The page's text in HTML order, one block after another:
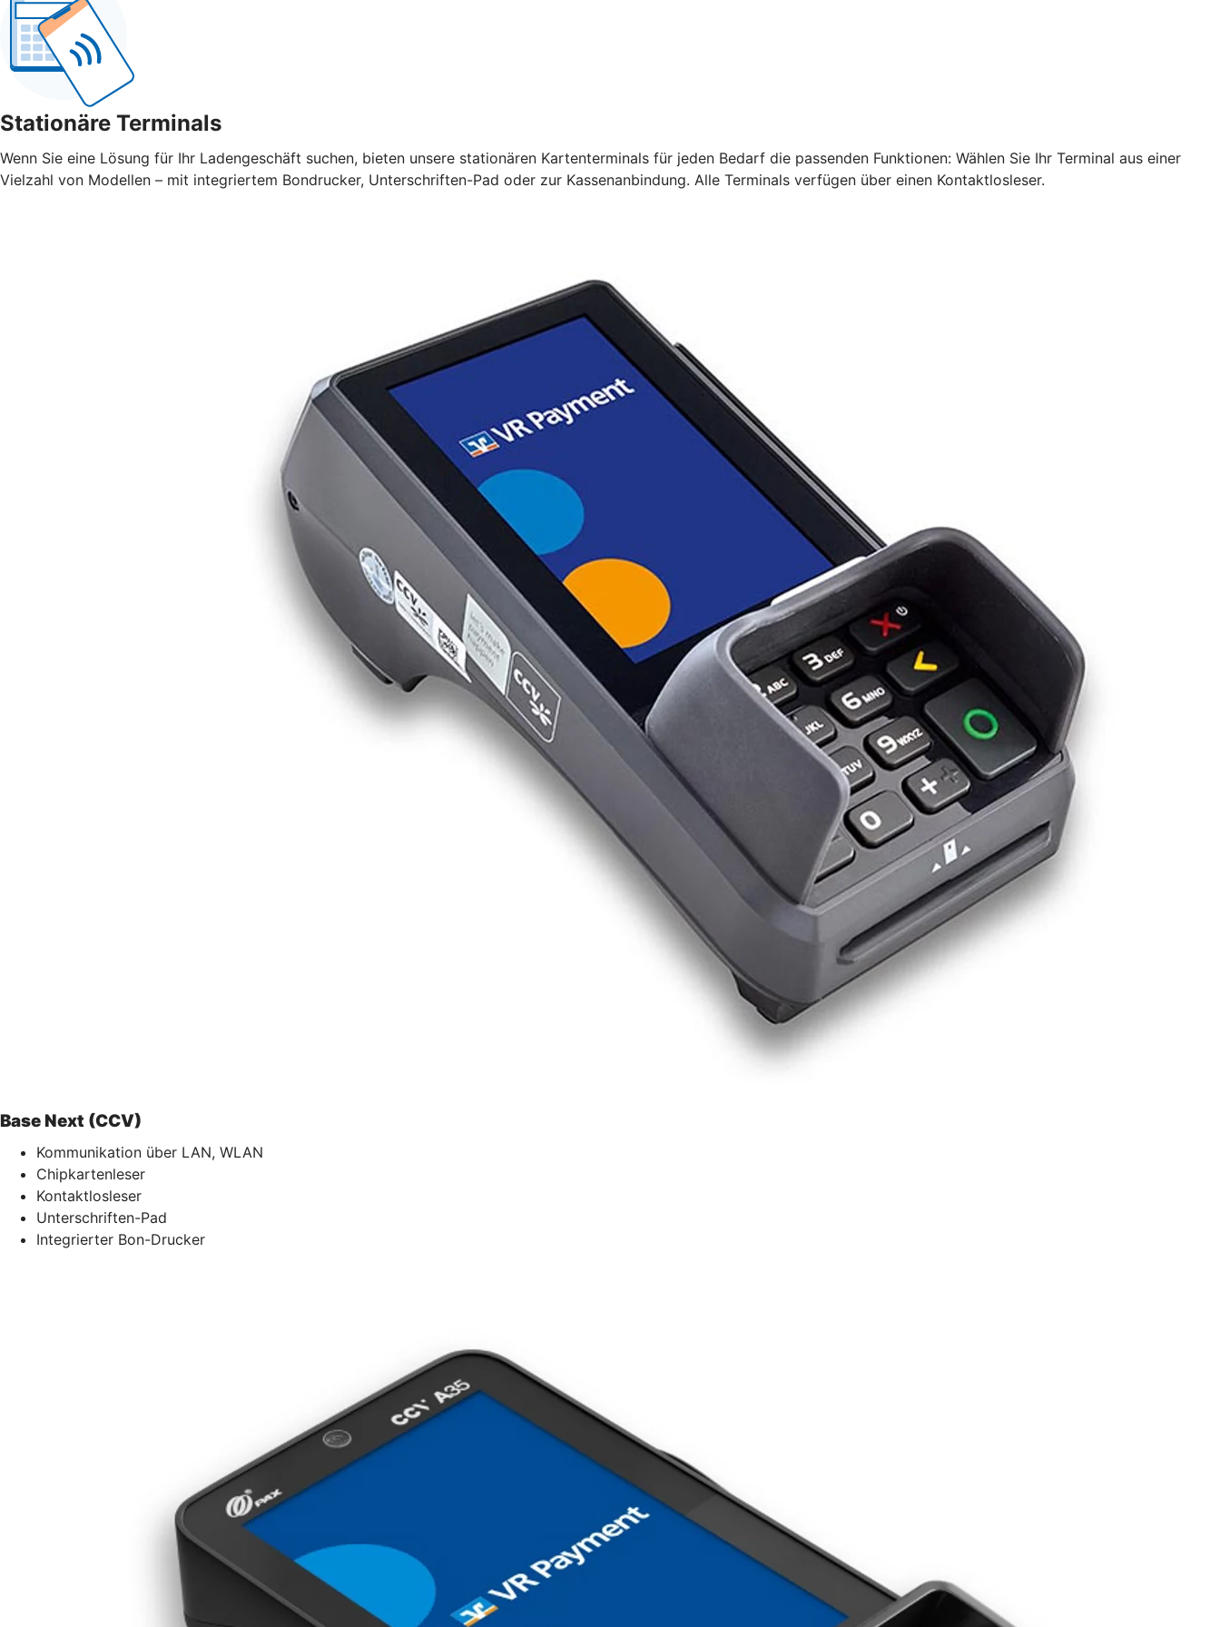
Stationäre Terminals
Wenn Sie eine Lösung für Ihr Ladengeschäft suchen, bieten unsere stationären Kartenterminals für jeden Bedarf die passenden Funktionen: Wählen Sie Ihr Terminal aus einer
Vielzahl von Modellen – mit integriertem Bondrucker, Unterschriften-Pad oder zur Kassenanbindung. Alle Terminals verfügen über einen Kontaktlosleser.
Base Next (CCV)
Kommunikation über LAN, WLAN
Chipkartenleser
Kontaktlosleser
Unterschriften-Pad
Integrierter Bon-Drucker